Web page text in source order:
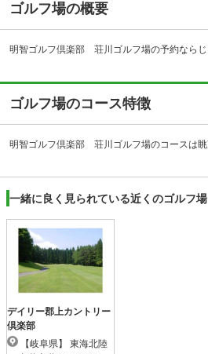
ゴルフ場の概要
ゴルフ場のコース特徴
一緒に良く見られている近くのゴルフ場
デイリー郡上カントリー
倶楽部